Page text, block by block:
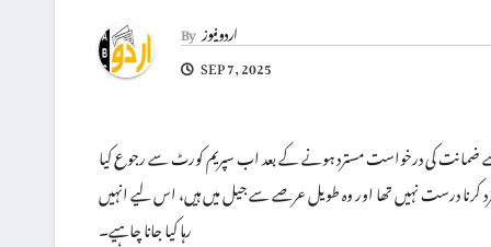
Byاردو نیوز
SEP 7, 2025
کی درخواست مسترد ہونے کے بعد اب سپریم کورٹ سے رجوع کیا
درست نہیں تھا اور وہ طویل عرصے سے جیل میں ہیں، اس لیے انہیں
رہا کیا جانا چاہیے۔